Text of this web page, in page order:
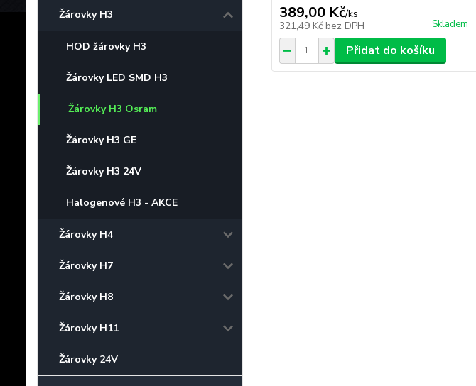
Žárovky H3
HOD žárovky H3
Žárovky LED SMD H3
Žárovky H3 Osram
Žárovky H3 GE
Žárovky H3 24V
Halogenové H3 - AKCE
Žárovky H4
Žárovky H7
Žárovky H8
Žárovky H11
Žárovky 24V
389,00 Kč/ks
321,49 Kč bez DPH Skladem
Přidat do košíku